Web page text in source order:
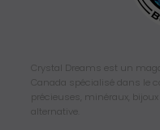
Crystal Dreams est un
Canada spécialisé dans le
précieuses, minéraux,
alternative.